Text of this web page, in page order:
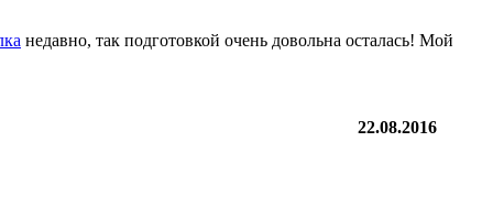
недавно, так подготовкой очень довольна осталась! Мой
22.08.2016